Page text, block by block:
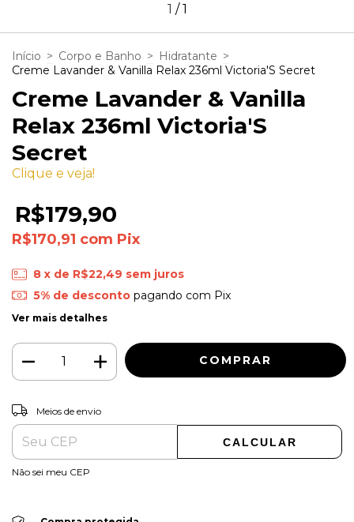
1 /1
Início > Corpo e Banho > Hidratante >
Creme Lavander & Vanilla Relax 236ml Victoria'S Secret
Creme Lavander & Vanilla
Relax 236ml Victoria'S
Secret
Clique e veja!
R$179,90
R$170,91 com Pix
8 x de R$22,49 sem juros
5% de descontopagando com Pix
Ver mais detalhes
Entregas para o CEP:
Meios de envio
CALCULAR
Não sei meu CEP